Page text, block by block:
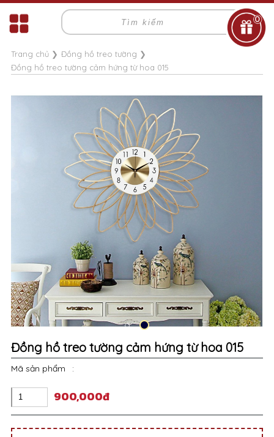
0
Trang chủ❯ Đồng hồ treo tường ❯
Đồng hồ treo tường cảm hứng từ hoa 015
Đồng hồ treo tường cảm hứng từ hoa 015
Mã sản phẩm :
900,000đ